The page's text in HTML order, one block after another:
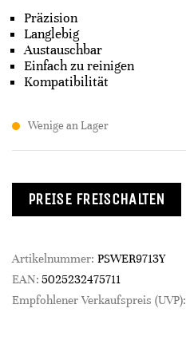
Präzision
Langlebig
Austauschbar
Einfach zu reinigen
Kompatibilität
Wenige an Lager
PREISE FREISCHALTEN
Artikelnummer: PSWER9713Y
EAN: 5025232475711
Empfohlener Verkaufspreis (UVP):